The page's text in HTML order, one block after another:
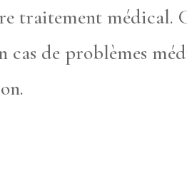
traitement médical.
de problèmes